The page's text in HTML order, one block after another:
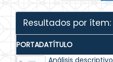
Resultados por ítem:
PORTADATÍTULO
Análisis descriptivo